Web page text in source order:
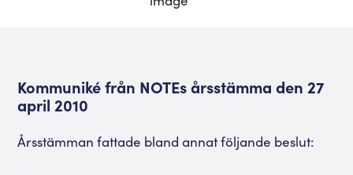
Kommuniké från NOTEs årsstämma den 27
april 2010
Årsstämman fattade bland annat följande beslut: